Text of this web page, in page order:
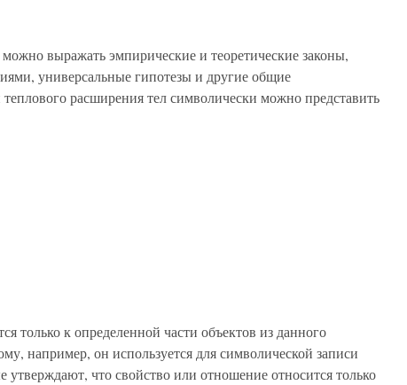
выражать эмпирические и теоретические законы,
универсальные гипотезы и другие общие
расширения тел символически можно представить
только к определенной части объектов из данного
например, он используется для символической записи
утверждают, что свойство или отношение относится только